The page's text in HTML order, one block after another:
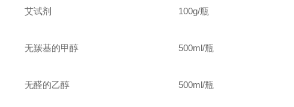
艾试剂 100g/瓶
无羰基的甲醇 500ml/瓶
无醛的乙醇 500ml/瓶